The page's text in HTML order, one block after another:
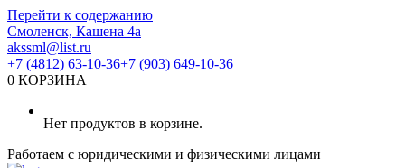
Перейти к содержанию
Смоленск, Кашена 4а
akssml@list.ru
+7 (4812) 63-10-36+7 (903) 649-10-36
0 КОРЗИНА
Нет продуктов в корзине.
Работаем с юридическими и физическими лицами